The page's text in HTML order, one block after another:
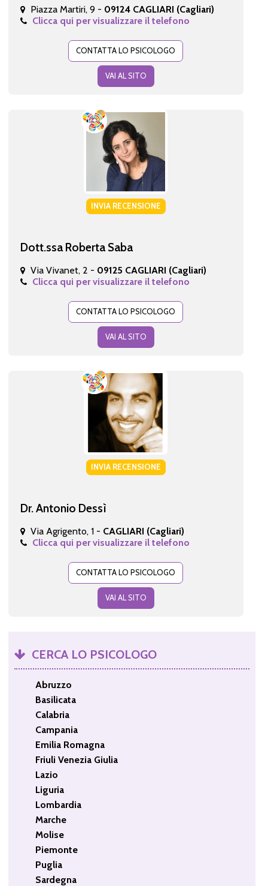
Piazza Martiri, 9 - 09124 CAGLIARI (Cagliari)
Clicca qui per visualizzare il telefono
CONTATTA LO PSICOLOGO
VAI AL SITO
INVIA RECENSIONE
Dott.ssa Roberta Saba
Via Vivanet, 2 - 09125 CAGLIARI (Cagliari)
Clicca qui per visualizzare il telefono
CONTATTA LO PSICOLOGO
VAI AL SITO
INVIA RECENSIONE
Dr. Antonio Dessì
Via Agrigento, 1 - CAGLIARI (Cagliari)
Clicca qui per visualizzare il telefono
CONTATTA LO PSICOLOGO
VAI AL SITO
CERCA LO PSICOLOGO
Abruzzo
Basilicata
Calabria
Campania
Emilia Romagna
Friuli Venezia Giulia
Lazio
Liguria
Lombardia
Marche
Molise
Piemonte
Puglia
Sardegna